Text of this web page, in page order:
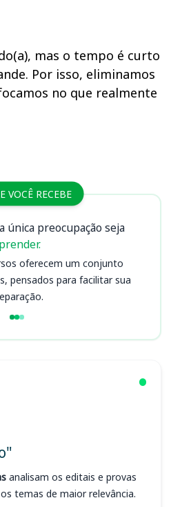
mas o tempo é curto
Por isso, eliminamos
no que realmente
VOCÊ RECEBE
única preocupação seja
oferecem um conjunto
pensados para facilitar sua
analisam os editais e provas
temas de maior relevância.